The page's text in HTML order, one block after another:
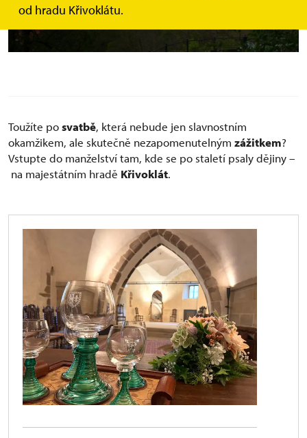
od hradu Křivoklátu.
a jedinečnost.
Toužíte posvatbě, která nebude jen slavnostním
okamžikem, ale skutečně nezapomenutelným zážitkem?
Vstupte do manželství tam, kde se po staletí psaly dějiny –
na majestátním hradě Křivoklát.